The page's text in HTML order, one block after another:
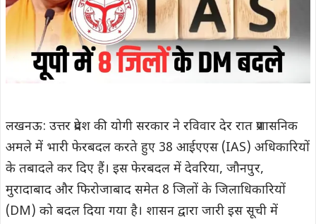
लखनऊ: उत्तर प्रदेश की योगी सरकार ने रविवार देर रात प्रशासनिक
अमले में भारी फेरबदल करते हुए 38 आईएएस (IAS) अधिकारियों
के तबादले कर दिए हैं। इस फेरबदल में देवरिया, जौनपुर,
मुरादाबाद और फिरोजाबाद समेत 8 जिलों के जिलाधिकारियों
(DM) को बदल दिया गया है। शासन द्वारा जारी इस सूची में